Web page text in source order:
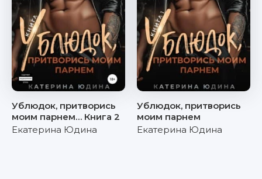
Ублюдок, притворись
моим парнем… Книга 2
Екатерина Юдина
Ублюдок, притворись
моим парнем
Екатерина Юдина